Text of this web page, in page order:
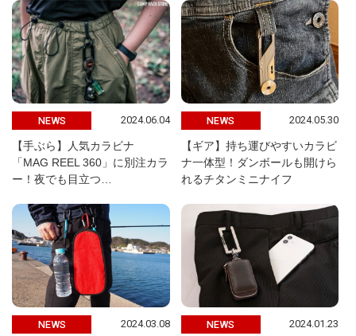
NEWS 2024.06.04
【手ぶら】人気カラビナ
「MAG REEL 360」に別注カラ
ー！夜でも目立つ…
NEWS 2024.05.30
【ギア】持ち運びやすいカラビ
ナ一体型！ダンボールも開けら
れるチタンミニナイフ
NEWS 2024.03.08 NEWS 2024.01.23